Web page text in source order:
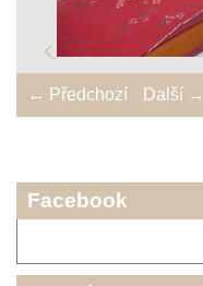
← Předchozí Další →
Facebook